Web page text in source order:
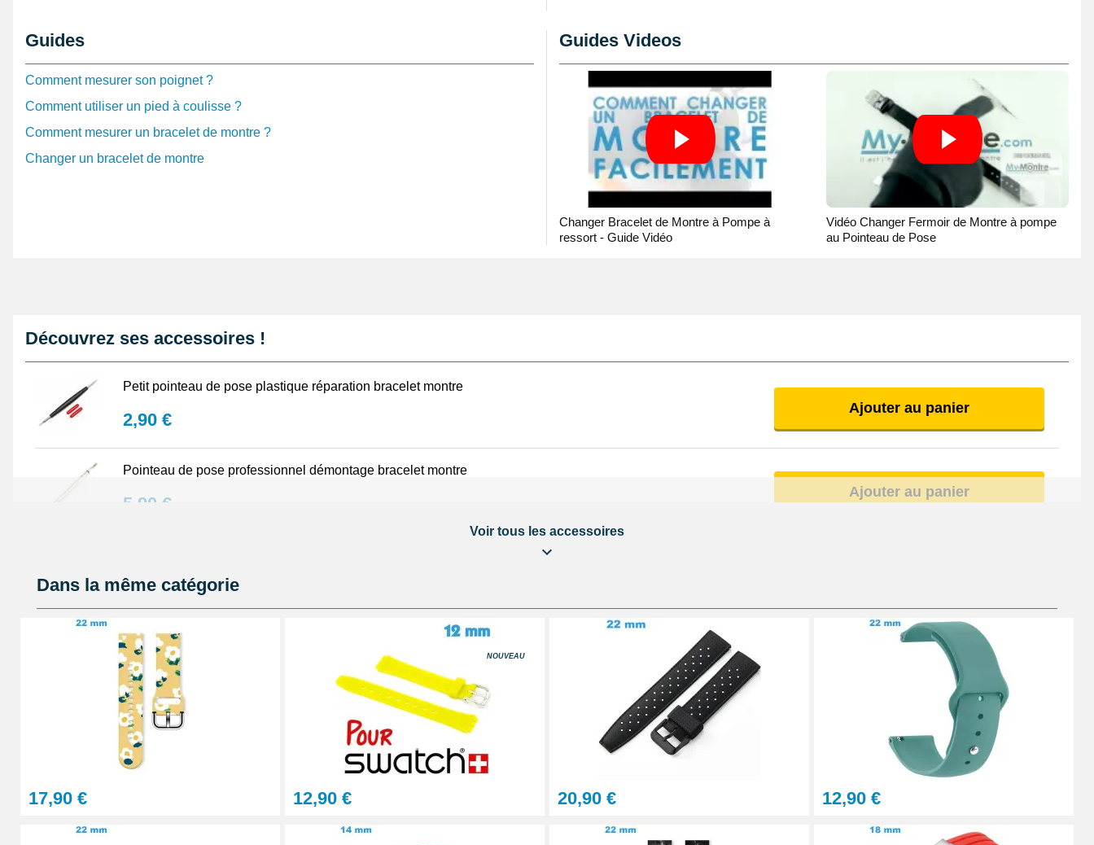
pour montre
silicone prévient l'ouverture à l'aide de la boucle de genre bouton pression
Guides
Comment mesurer son poignet ?
Comment utiliser un pied à coulisse ?
Comment mesurer un bracelet de montre ?
Changer un bracelet de montre
Guides Videos
Changer Bracelet de Montre à Pompe à
ressort - Guide Vidéo
Vidéo Changer Fermoir de Montre à pompe
au Pointeau de Pose
Découvrez ses accessoires !
Petit pointeau de pose plastique réparation bracelet montre
2,90 €
Ajouter au panier
Pointeau de pose professionnel démontage bracelet montre
5,90 €
Ajouter au panier
32,90 €
Pointeau de pose de précision réparation bracelet montre
4,90 €
Ajouter au panier
Kit Réparation Bracelet Montre 2 Pompes au choix + 1 Pointeau de pose
4,90 €
À configurer
Sacoche pour réparation de montre - 12 outils
Ajouter au panier
Voir tous les accessoires
Dans la même catégorie
17,90 €
NOUVEAU
12,90 € 20,90 € 12,90 €